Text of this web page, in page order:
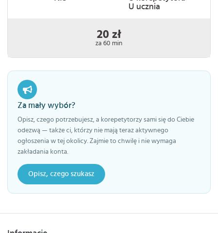
U ucznia
20 zł
za 60 min
Za mały wybór?
Opisz, czego potrzebujesz, a korepetytorzy sami się do Ciebie
odezwą — także ci, którzy nie mają teraz aktywnego
ogłoszenia w tej okolicy. Zajmie to chwilę i nie wymaga
zakładania konta.
Opisz, czego szukasz